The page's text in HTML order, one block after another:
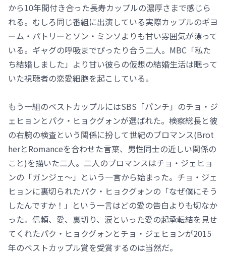
から10年間付き合った長寿カップルの濃厚さまで感じら
れる。むしろ同じ番組に出演している実際カップルのギヨ
ーム・パトリーとソン・ミンソよりも甘い雰囲気が漂って
いる。ギャグの呼吸までぴったり合う二人。MBC「私た
ち結婚しました」より甘い彼らの仮想の結婚生活は眠って
いた視聴者の恋愛細胞を起こしている。
もう一組のベストカップルにはSBS「パンチ」のチョ・ジ
ェヒョンとパク・ヒョクグォンが選ばれた。検察総長と彼
の右腕の検査という関係に扮して世紀のブロマンス(Brot
herとRomanceを合わせた言葉、男性同士の近しい関係の
こと)を描いた二人。二人のブロマンスはチョ・ジェヒョ
ンの「ガンジェ～」という一言から始まった。チョ・ジェ
ヒョンに裏切られたパク・ヒョクグォンの「なぜ僕にそう
したんですか！」という一言はどの愛の告白よりも切なか
った。信頼、愛、裏切り、涙といった愛の起承転結を見せ
てくれたパク・ヒョクグォンとチョ・ジェヒョンが2015
年のベストカップル賞を受賞するのは当然だ。